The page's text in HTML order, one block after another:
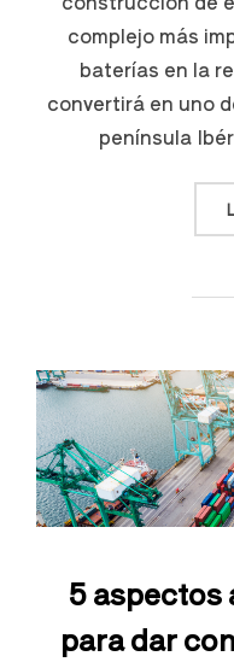
complejo más
baterías en la
convertirá en uno
península
5 aspectos
para dar